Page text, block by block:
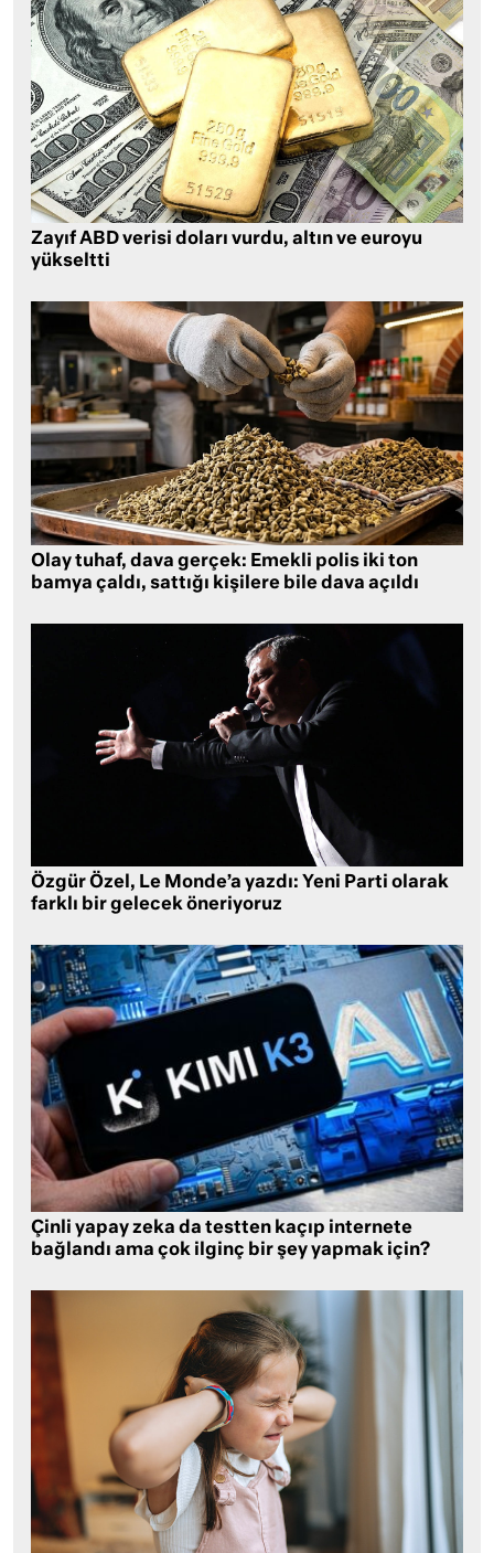
Zayıf ABD verisi doları vurdu, altın ve euroyu
yükseltti
Olay tuhaf, dava gerçek: Emekli polis iki ton
bamya çaldı, sattığı kişilere bile dava açıldı
Özgür Özel, Le Monde’a yazdı: Yeni Parti olarak
farklı bir gelecek öneriyoruz
Çinli yapay zeka da testten kaçıp internete
bağlandı ama çok ilginç bir şey yapmak için?